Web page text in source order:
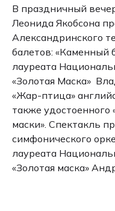
В праздничный
Леонида Якобсона
Александринского
балетов: «Каменный
лауреата
«Золотая Маска»
«Жар-птица»
также удостоенного
маски». Спектакль
симфонического
лауреата
«Золотая маска»